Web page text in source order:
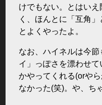
けでもない。とはい
く、ほんとに「互角
とよくやったよ。
なお、ハイネルは今
イ」っぽさを漂わせ
かやってくれる(orや
なかった(笑)。や、ち